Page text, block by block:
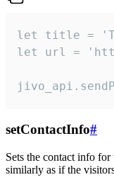
let title =
let url =
setContactInfo#
Sets the contact info
similarly as if the